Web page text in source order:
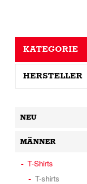
KATEGORIE
HERSTELLER
NEU
MÄNNER
T-Shirts
T-shirts